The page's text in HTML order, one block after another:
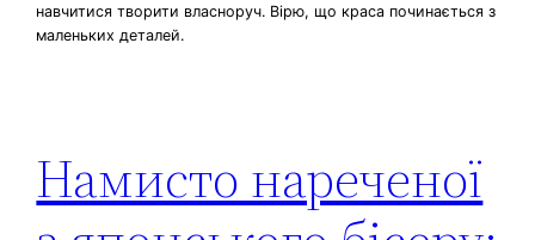
навчитися творити власноруч. Вірю, що краса починається з
маленьких деталей.
Намисто нареченої